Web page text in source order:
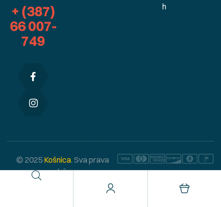
+ (387)
66 007-
749
h
© 2025Košnica. Sva prava
zadržana